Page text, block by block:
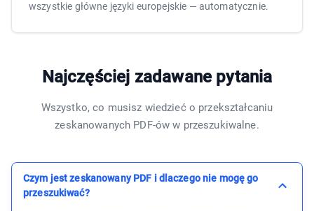
wszystkie główne języki europejskie — automatycznie.
Najczęściej zadawane pytania
Wszystko, co musisz wiedzieć o przekształcaniu
zeskanowanych PDF-ów w przeszukiwalne.
Czym jest zeskanowany PDF i dlaczego nie mogę go
przeszukiwać?